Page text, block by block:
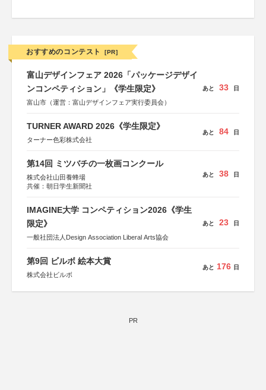
おすすめのコンテスト [PR]
富山デザインフェア 2026「パッケージデザイ
ンコンペティション」《学生限定》
富山市（運営：富山デザインフェア実行委員会）
あと 33 日
TURNER AWARD 2026《学生限定》
ターナー色彩株式会社
あと 84 日
第14回 ミツバチの一枚画コンクール
株式会社山田養蜂場
共催：朝日学生新聞社
あと 38 日
IMAGINE大学 コンペティション2026《学生
限定》
一般社団法人Design Association Liberal Arts協会
あと 23 日
第9回 ビルボ 絵本大賞
株式会社ビルボ
あと 176 日
PR